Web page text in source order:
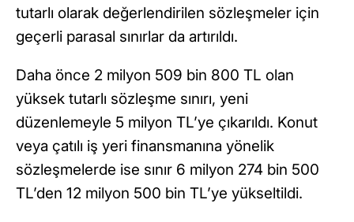
tutarlı olarak değerlendirilen sözleşmeler için
geçerli parasal sınırlar da artırıldı.
Daha önce 2 milyon 509 bin 800 TL olan
yüksek tutarlı sözleşme sınırı, yeni
düzenlemeyle 5 milyon TL’ye çıkarıldı. Konut
veya çatılı iş yeri finansmanına yönelik
sözleşmelerde ise sınır 6 milyon 274 bin 500
TL’den 12 milyon 500 bin TL’ye yükseltildi.